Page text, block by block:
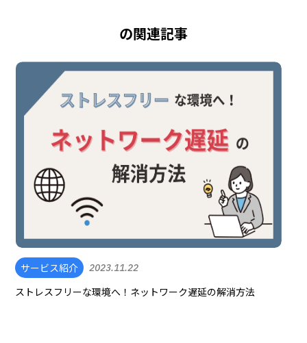
の関連記事
サービス紹介 2023.11.22
ストレスフリーな環境へ！ネットワーク遅延の解消方法